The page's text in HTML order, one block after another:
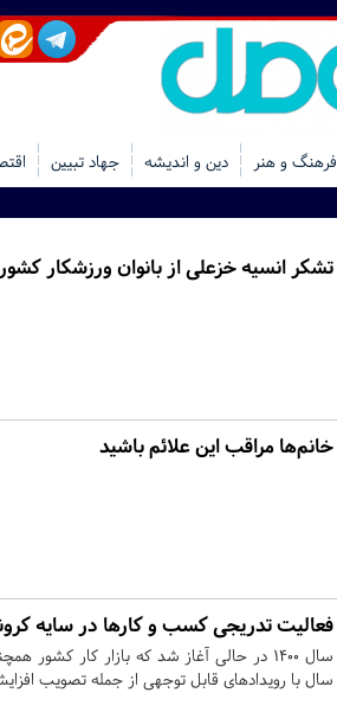
فرهنگ و هنر دین و اندیشه جهاد تبیین
تشکر انسیه خزعلی از بانوان ورزشکار
خانم‌ها مراقب این علائم باشید
فعالیت تدریجی کسب و کارها در سایه
سال ۱۴۰۰ در حالی آغاز شد که بازار کار
سال با رویدادهای قابل توجهی از جمله تصویب افزایش ۵۷ درصدی حداقل دستمزد کارگران همراه